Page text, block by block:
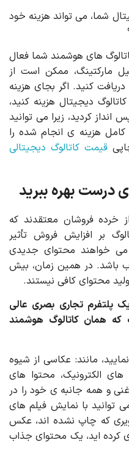
شما، می تواند هزینه خود
های هوشمند شما فعال
مارکتینگ، ممکن است از
2-3 درصد سود دریافت کنید. اگر بجای هزینه
دیجیتال هزینه کنید،
کردید، زیرا می توانید
هزینه ی انجام شده را
قیمت کاتالوگ دیجیتالی
درست بهره ببرید
اخیر، 84 درصد از خرده فروشان معتقدند که
بر افزایش فروش تأثیر
گذارد و 58 درصد می خواهند محتوای جدیدی
باشد. در همین زمان، بیش
پلتفرم تجاری بصری عالی
که همان کاتالوگ هوشمند
مانند: عکاسی از شیوه
الکترونیک، محتوا های
و همه جانبه ی خود را در
توانید با نمایش فیلم های
که چاپ نشده اند، عکس
کرده اید، یک محتوای جذاب